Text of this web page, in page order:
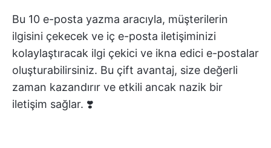
Bu 10 e-posta yazma aracıyla, müşterilerin
ilgisini çekecek ve iç e-posta iletişiminizi
kolaylaştıracak ilgi çekici ve ikna edici e-postalar
oluşturabilirsiniz. Bu çift avantaj, size değerli
zaman kazandırır ve etkili ancak nazik bir
iletişim sağlar. ❣️